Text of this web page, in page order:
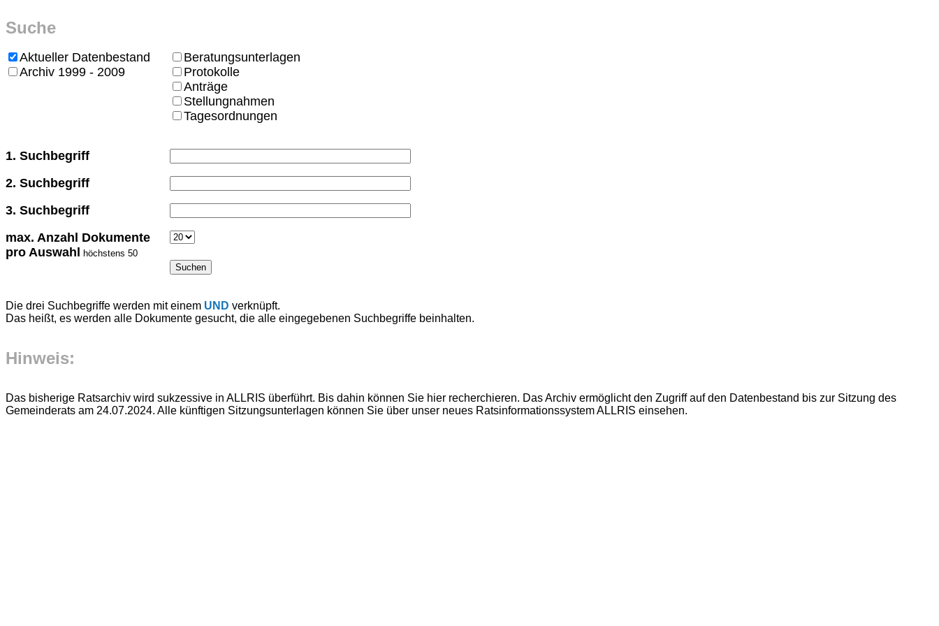
Suche
Aktueller Datenbestand
Archiv 1999 - 2009
Beratungsunterlagen
Protokolle
Anträge
Stellungnahmen
Tagesordnungen
1. Suchbegriff
2. Suchbegriff
3. Suchbegriff
max. Anzahl Dokumente
pro Auswahl
höchstens 50
Die drei Suchbegriffe werden mit einem UND verknüpft.
Das heißt, es werden alle Dokumente gesucht, die alle eingegebenen Suchbegriffe beinhalten.
Hinweis:
Das bisherige Ratsarchiv wird sukzessive in ALLRIS überführt. Bis dahin können Sie hier recherchieren. Das Archiv ermöglicht den Zugriff auf den Datenbestand bis zur Sitzung des
Gemeinderats am 24.07.2024. Alle künftigen Sitzungsunterlagen können Sie über unser neues RatsinformationssystemALLRIS einsehen.